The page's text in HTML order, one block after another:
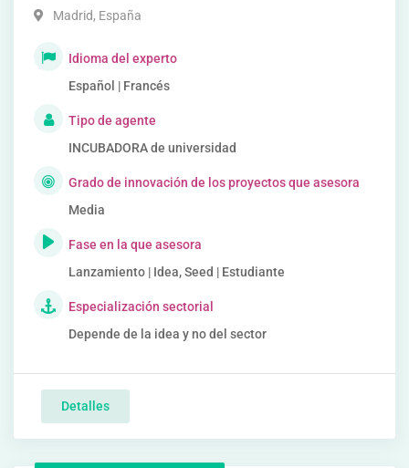
Madrid, España
Idioma del experto
Español | Francés
Tipo de agente
INCUBADORA de universidad
Grado de innovación de los proyectos que asesora
Media
Fase en la que asesora
Lanzamiento | Idea, Seed | Estudiante
Especialización sectorial
Depende de la idea y no del sector
Detalles